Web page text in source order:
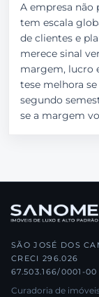
A empresa não
tem escala
de clientes e
merece sinal
margem, lucro
tese melhora
segundo
se a margem
SÃO JOSÉ DOS
CRECI 296.026
67.503.166/0001-00
Curadoria de